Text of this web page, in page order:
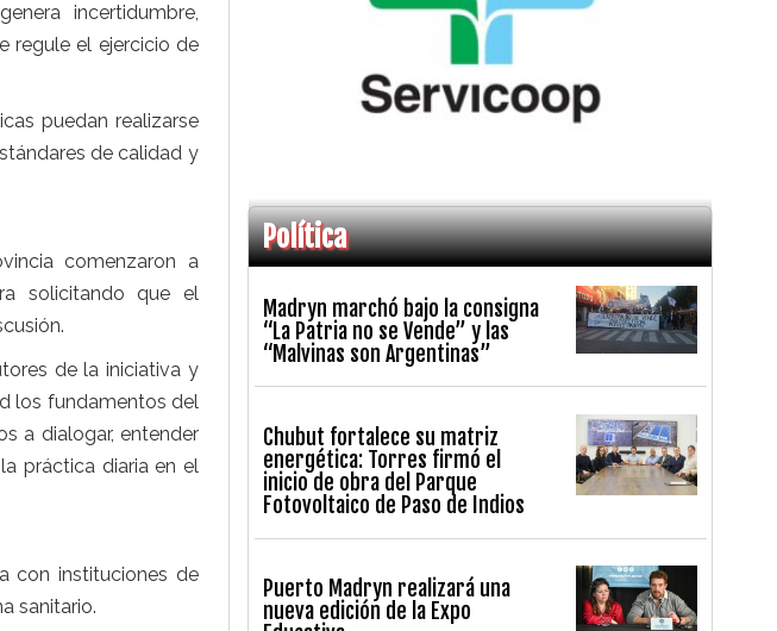
incertidumbre,
regule el ejercicio de
puedan realizarse
de calidad y
comenzaron a
solicitando que el
de la iniciativa y
los fundamentos del
a dialogar, entender
práctica diaria en el
con instituciones de
sanitario.
Política
Madryn marchó bajo la consigna
“La Patria no se Vende” y las
“Malvinas son Argentinas”
Chubut fortalece su matriz
energética: Torres firmó el
inicio de obra del Parque
Fotovoltaico de Paso de Indios
Puerto Madryn realizará una
nueva edición de la Expo